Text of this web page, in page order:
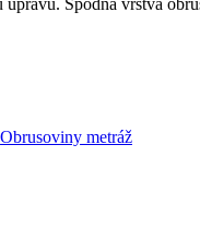
Obrusoviny metráž